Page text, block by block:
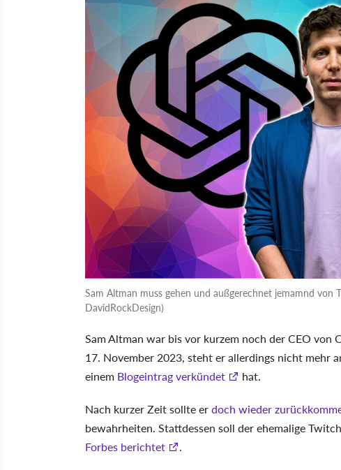
Sam Altman muss gehen und außgerechnet jemamnd
DavidRockDesign)
Sam Altman war bis vor kurzem noch der CEO von
17. November 2023, steht er allerdings nicht mehr
einem Blogeintrag verkündet hat.
Nach kurzer Zeit sollte erdoch wieder
bewahrheiten. Stattdessen soll der ehemalige
Forbes berichtet
.